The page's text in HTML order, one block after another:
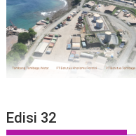
Edisi 32